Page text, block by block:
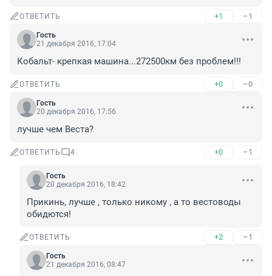
ОТВЕТИТЬ +1 –1
Гость
21 декабря 2016, 17:04
Кобальт- крепкая машина...272500км без проблем!!!
ОТВЕТИТЬ +0 –0
Гость
20 декабря 2016, 17:56
лучше чем Веста?
ОТВЕТИТЬ 4 +0 –1
Гость
20 декабря 2016, 18:42
Прикинь, лучше , только никому , а то вестоводы
обидются!
ОТВЕТИТЬ +2 –1
Гость
21 декабря 2016, 08:47